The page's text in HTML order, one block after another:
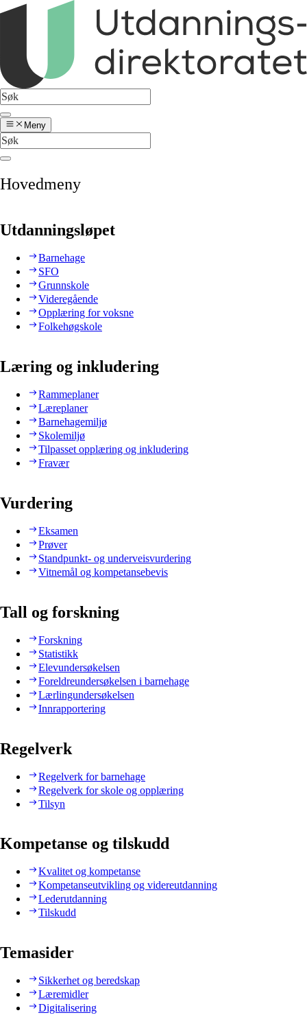
Meny
Hovedmeny
Utdanningsløpet
Barnehage
SFO
Grunnskole
Videregående
Opplæring for voksne
Folkehøgskole
Læring og inkludering
Rammeplaner
Læreplaner
Barnehagemiljø
Skolemiljø
Tilpasset opplæring og inkludering
Fravær
Vurdering
Eksamen
Prøver
Standpunkt- og underveisvurdering
Vitnemål og kompetansebevis
Tall og forskning
Forskning
Statistikk
Elevundersøkelsen
Foreldreundersøkelsen i barnehage
Lærlingundersøkelsen
Innrapportering
Regelverk
Regelverk for barnehage
Regelverk for skole og opplæring
Tilsyn
Kompetanse og tilskudd
Kvalitet og kompetanse
Kompetanseutvikling og videreutdanning
Lederutdanning
Tilskudd
Temasider
Sikkerhet og beredskap
Læremidler
Digitalisering